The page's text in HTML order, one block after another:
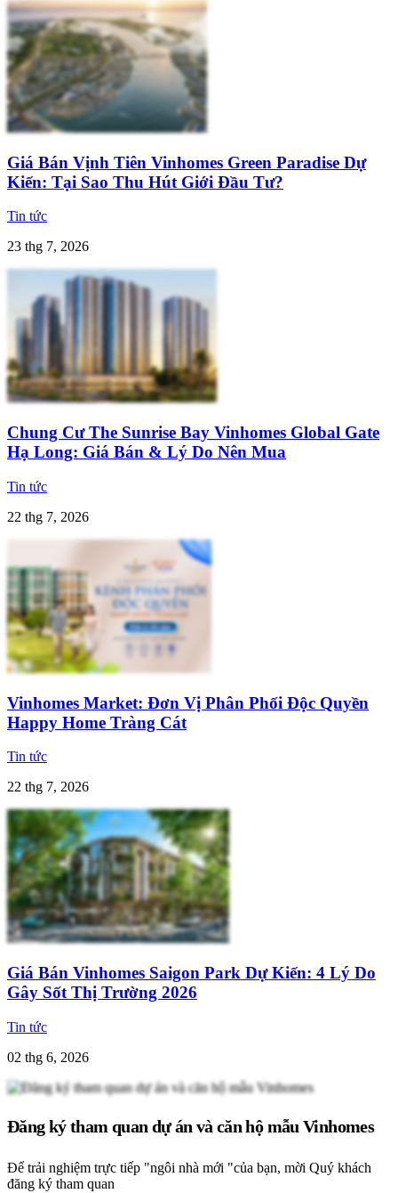
Giá Bán Vịnh Tiên Vinhomes Green Paradise Dự
Kiến: Tại Sao Thu Hút Giới Đầu Tư?
Tin tức
23 thg 7, 2026
Chung Cư The Sunrise Bay Vinhomes Global Gate
Hạ Long: Giá Bán & Lý Do Nên Mua
Tin tức
22 thg 7, 2026
Vinhomes Market: Đơn Vị Phân Phối Độc Quyền
Happy Home Tràng Cát
Tin tức
22 thg 7, 2026
Giá Bán Vinhomes Saigon Park Dự Kiến: 4 Lý Do
Gây Sốt Thị Trường 2026
Tin tức
02 thg 6, 2026
Đăng ký tham quan dự án và căn hộ mẫu Vinhomes
Để trải nghiệm trực tiếp "ngôi nhà mới "của bạn, mời Quý khách
đăng ký tham quan